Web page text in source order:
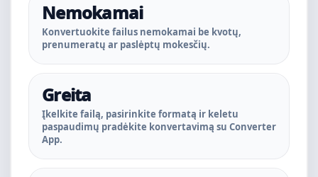
Nemokamai
Konvertuokite failus nemokamai be kvotų,
prenumeratų ar paslėptų mokesčių.
Greita
Įkelkite failą, pasirinkite formatą ir keletu
paspaudimų pradėkite konvertavimą su Converter
App.